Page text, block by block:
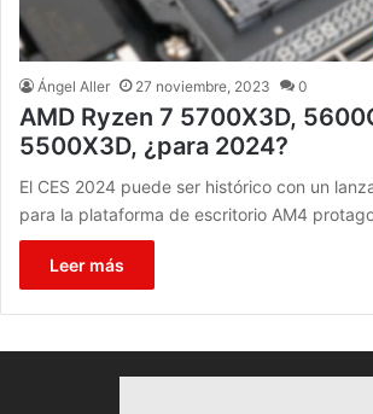
Ángel Aller 27 noviembre, 2023 0
AMD Ryzen 7 5700X3D,
5500X3D, ¿para 2024?
El CES 2024 puede ser histórico con un
para la plataforma de escritorio AM4
Leer más